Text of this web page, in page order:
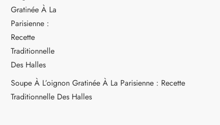
Soupe À L’oignon Gratinée À La Parisienne : Recette
Traditionnelle Des Halles